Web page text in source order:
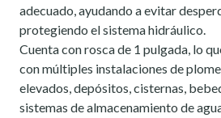
adecuado, ayudando a evitar
protegiendo el sistema hidráulico.
Cuenta con rosca de 1 pulgada, lo
con múltiples instalaciones de
elevados, depósitos, cisternas,
sistemas de almacenamiento de